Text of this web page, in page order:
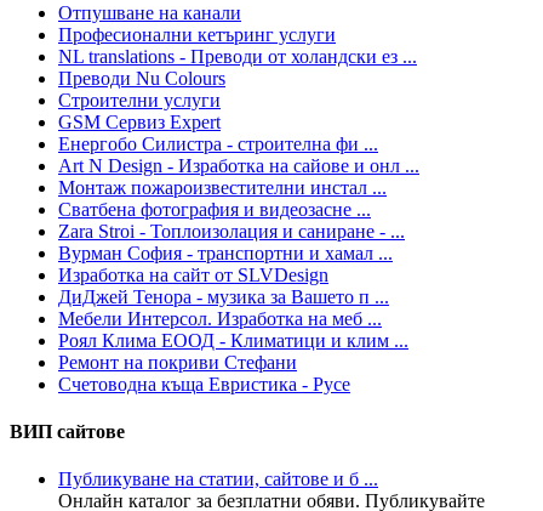
Отпушване на канали
Професионални кетъринг услуги
NL translations - Преводи от холандски ез ...
Преводи Nu Colours
Строителни услуги
GSM Сервиз Expert
Енергобо Силистра - строителна фи ...
Art N Design - Изработка на сайове и онл ...
Монтаж пожароизвестителни инстал ...
Сватбена фотография и видеозасне ...
Zara Stroi - Топлоизолация и саниране - ...
Вурман София - транспортни и хамал ...
Изработка на сайт от SLVDesign
ДиДжей Тенора - музика за Вашето п ...
Мебели Интерсол. Изработка на меб ...
Роял Клима ЕООД - Климатици и клим ...
Ремонт на покриви Стефани
Счетоводна къща Евристика - Русе
ВИП сайтове
Публикуване на статии, сайтове и б ...
Онлайн каталог за безплатни обяви. Публикувайте